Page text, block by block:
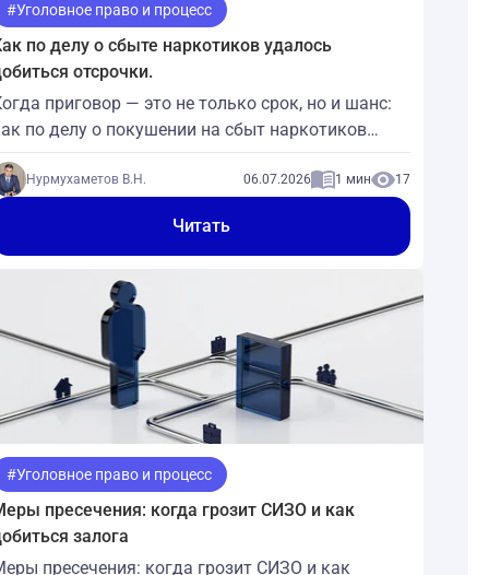
#Уголовное право и процесс
по делу о сбыте наркотиков удалось
отсрочки.
приговор — это не только срок, но и шанс:
по делу о покушении на сбыт наркотиков
добиться отсрочки реального лишения
В уголовных делах по ст. 228.1 УК РФ,
когда речь идет о покушении на сбыт
средств в крупном размере, у
подсудимого, как правило, очен
Нурмухаметов В.Н. 06.07.2026 1 мин 17
Читать
#Уголовное право и процесс
пресечения: когда грозит СИЗО и как
залога
пресечения: когда грозит СИЗО и как